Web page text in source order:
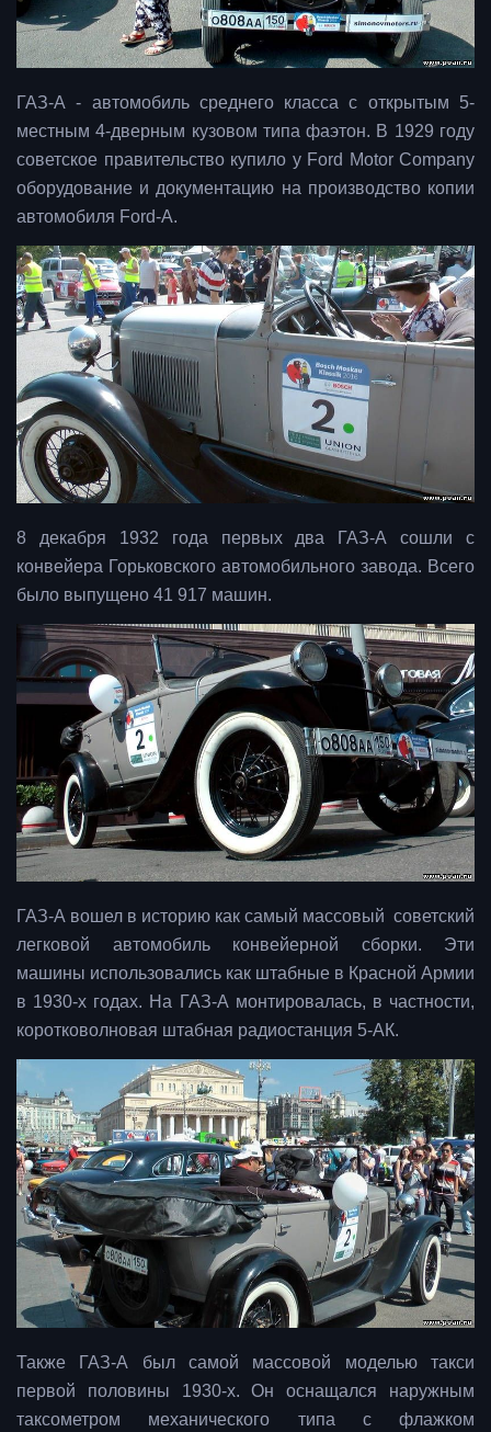
ГАЗ-А - автомобиль среднего класса с открытым 5-
местным 4-дверным кузовом типа фаэтон. В 1929 году
советское правительство купило у Ford Motor Company
оборудование и документацию на производство копии
автомобиля Ford-A.
8 декабря 1932 года первых два ГАЗ-А сошли с
конвейера Горьковского автомобильного завода. Всего
было выпущено 41 917 машин.
ГАЗ-А вошел в историю как самый массовый советский
легковой автомобиль конвейерной сборки. Эти
машины использовались как штабные в Красной Армии
в 1930-х годах. На ГАЗ-А монтировалась, в частности,
коротковолновая штабная радиостанция 5-АК.
Также ГАЗ-А был самой массовой моделью такси
первой половины 1930-х. Он оснащался наружным
таксометром механического типа с флажком